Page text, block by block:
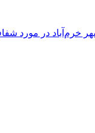
خرم‌آباد در مورد